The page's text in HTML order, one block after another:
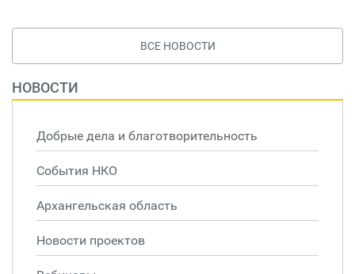
ВСЕ НОВОСТИ
НОВОСТИ
Добрые дела и благотворительность
События НКО
Архангельская область
Новости проектов